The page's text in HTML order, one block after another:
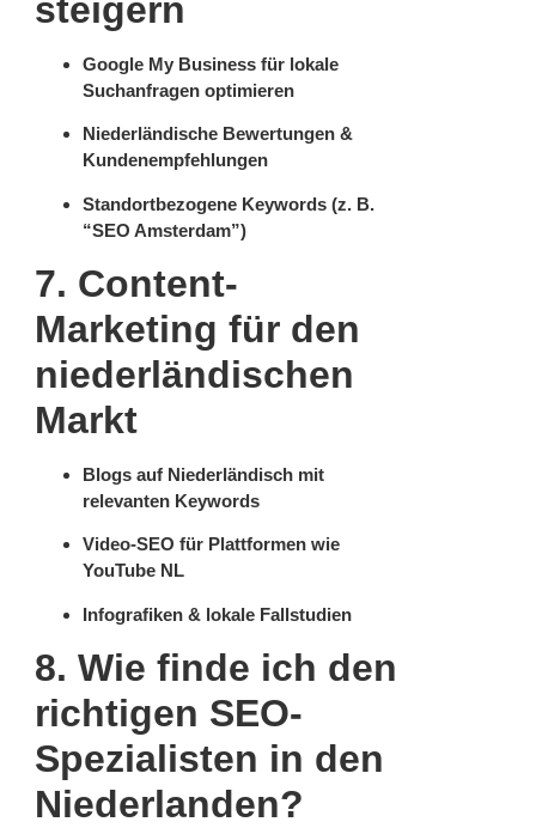
steigern
Google My Business für lokale
Suchanfragen optimieren
Niederländische Bewertungen &
Kundenempfehlungen
Standortbezogene Keywords (z. B.
“SEO Amsterdam”)
7. Content-
Marketing für den
niederländischen
Markt
Blogs auf Niederländisch mit
relevanten Keywords
Video-SEO für Plattformen wie
YouTube NL
Infografiken & lokale Fallstudien
8. Wie finde ich den
richtigen SEO-
Spezialisten in den
Niederlanden?